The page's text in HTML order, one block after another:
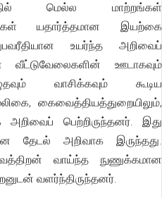
மெல்ல மாற்றங்கள்
யதார்த்தமான இயற்கை
உயர்ந்த அறிவைப்
வீட்டுவேலைகளின் ஊடாகவும்
வாசிக்கவும் கூடிய
கைவைத்தியத்துறையிலும்,
அறிவைப் பெற்றிருந்தனர். இது
தேடல் அறிவாக இருந்தது.
வாய்ந்த நுணுக்கமான
வளர்ந்திருந்தனர்.